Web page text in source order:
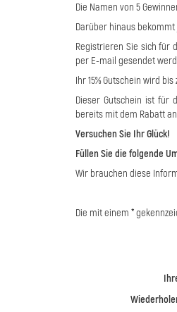
Die Namen von 5
Darüber hinaus
Registrieren Sie sich für
per E-mail gesendet
Ihr 15% Gutschein wird bis
Dieser Gutschein ist für
bereits mit dem Rabatt
Versuchen Sie Ihr Glück!
Füllen Sie die folgende
Wir brauchen diese
Die mit einem *